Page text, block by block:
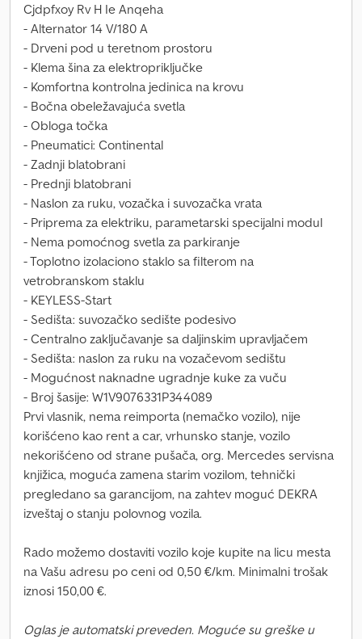
Cjdpfxoy Rv H Ie Anqeha
- Alternator 14 V/180 A
- Drveni pod u teretnom prostoru
- Klema šina za elektropriključke
- Komfortna kontrolna jedinica na krovu
- Bočna obeležavajuća svetla
- Obloga točka
- Pneumatici: Continental
- Zadnji blatobrani
- Prednji blatobrani
- Naslon za ruku, vozačka i suvozačka vrata
- Priprema za elektriku, parametarski specijalni modul
- Nema pomoćnog svetla za parkiranje
- Toplotno izolaciono staklo sa filterom na
vetrobranskom staklu
- KEYLESS-Start
- Sedišta: suvozačko sedište podesivo
- Centralno zaključavanje sa daljinskim upravljačem
- Sedišta: naslon za ruku na vozačevom sedištu
- Mogućnost naknadne ugradnje kuke za vuču
- Broj šasije: W1V9076331P344089
Prvi vlasnik, nema reimporta (nemačko vozilo), nije
korišćeno kao rent a car, vrhunsko stanje, vozilo
nekorišćeno od strane pušača, org. Mercedes servisna
knjižica, moguća zamena starim vozilom, tehnički
pregledano sa garancijom, na zahtev moguć DEKRA
izveštaj o stanju polovnog vozila.
Rado možemo dostaviti vozilo koje kupite na licu mesta
na Vašu adresu po ceni od 0,50 €/km. Minimalni trošak
iznosi 150,00 €.
Oglas je automatski preveden. Moguće su greške u